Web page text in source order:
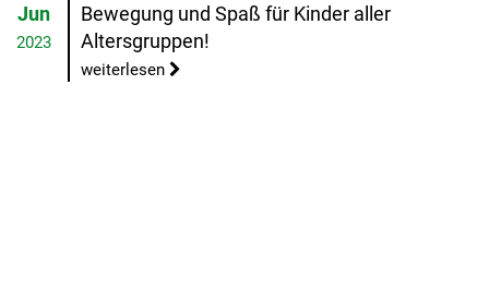
Jun
2023
Bewegung und Spaß für Kinder aller
Altersgruppen!
weiterlesen